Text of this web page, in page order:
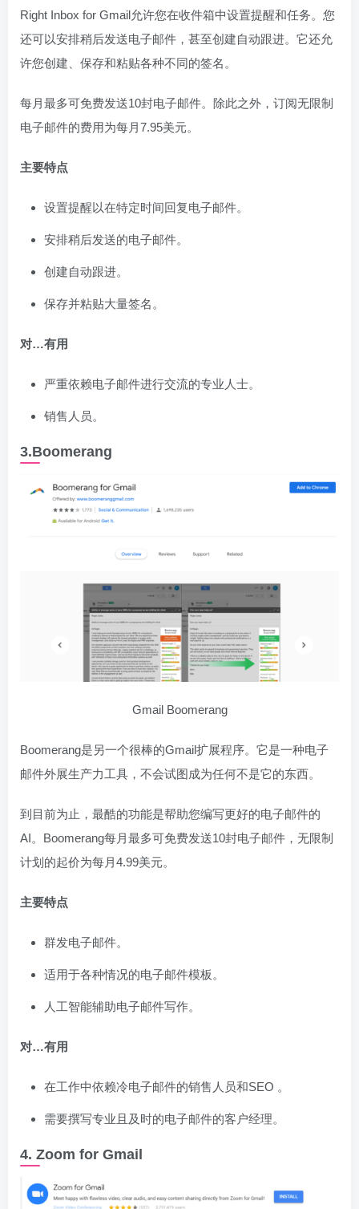
Right Inbox for Gmail允许您在收件箱中设置提醒和任务。您
还可以安排稍后发送电子邮件，甚至创建自动跟进。它还允
许您创建、保存和粘贴各种不同的签名。
每月最多可免费发送10封电子邮件。除此之外，订阅无限制
电子邮件的费用为每月7.95美元。
主要特点
设置提醒以在特定时间回复电子邮件。
安排稍后发送的电子邮件。
创建自动跟进。
保存并粘贴大量签名。
对…有用
严重依赖电子邮件进行交流的专业人士。
销售人员。
3.Boomerang
Gmail Boomerang
Boomerang是另一个很棒的Gmail扩展程序。它是一种电子
邮件外展生产力工具，不会试图成为任何不是它的东西。
到目前为止，最酷的功能是帮助您编写更好的电子邮件的
AI。Boomerang每月最多可免费发送10封电子邮件，无限制
计划的起价为每月4.99美元。
主要特点
群发电子邮件。
适用于各种情况的电子邮件模板。
人工智能辅助电子邮件写作。
对…有用
在工作中依赖冷电子邮件的销售人员和SEO 。
需要撰写专业且及时的电子邮件的客户经理。
4. Zoom for Gmail